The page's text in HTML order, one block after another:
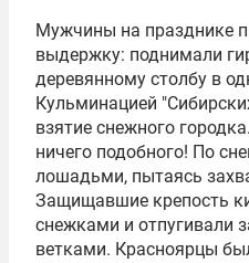
Мужчины на празднике
выдержку: поднимали
деревянному столбу в
Кульминацией
взятие снежного
ничего подобного! По
лошадьми, пытаясь
Защищавшие крепость
снежками и отпугивали
ветками. Красноярцы